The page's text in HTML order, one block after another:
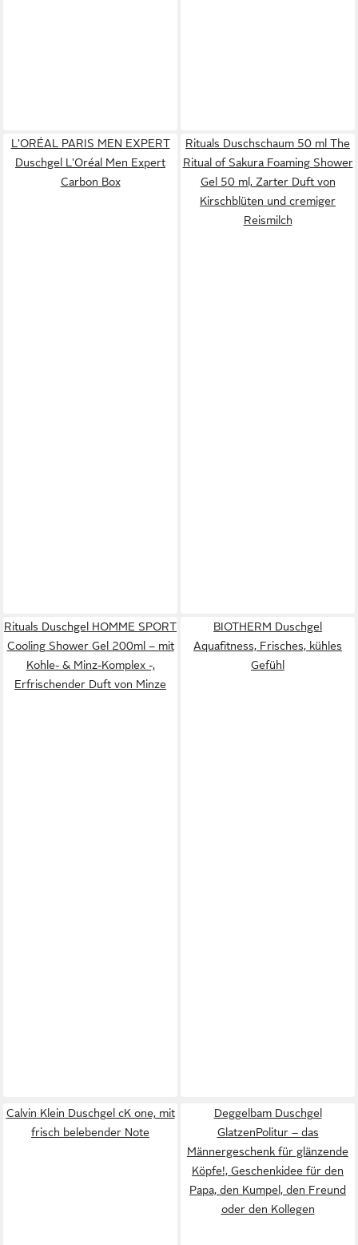
L'ORÉAL PARIS MEN EXPERT
Duschgel L'Oréal Men Expert
Carbon Box
Rituals Duschschaum 50 ml The
Ritual of Sakura Foaming Shower
Gel 50 ml, Zarter Duft von
Kirschblüten und cremiger
Reismilch
Rituals Duschgel HOMME SPORT
Cooling Shower Gel 200ml – mit
Kohle- & Minz-Komplex -,
Erfrischender Duft von Minze
BIOTHERM Duschgel
Aquafitness, Frisches, kühles
Gefühl
Calvin Klein Duschgel cK one, mit
frisch belebender Note
Deggelbam Duschgel
GlatzenPolitur – das
Männergeschenk für glänzende
Köpfe!, Geschenkidee für den
Papa, den Kumpel, den Freund
oder den Kollegen